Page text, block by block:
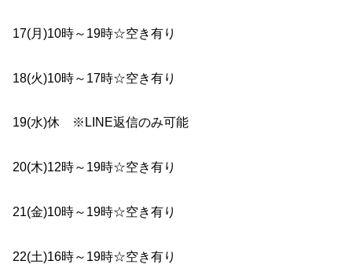
17(月)10時～ 19時☆空き有り
18(火)10時～ 17時☆空き有り
19(水)休 ※LINE返信のみ可能
20(木)12時～ 19時☆空き有り
21(金)10時～ 19時☆空き有り
22(土)16時～ 19時☆空き有り